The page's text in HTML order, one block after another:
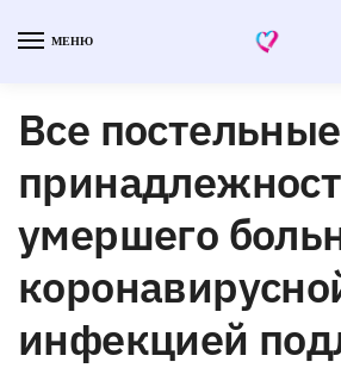
МЕНЮ
Все постельные
умершего
инфекцией